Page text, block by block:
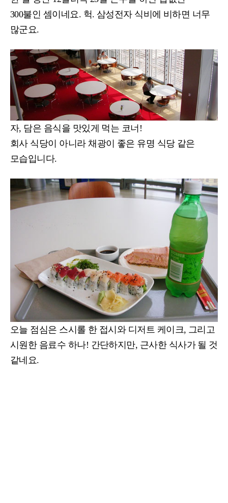
300불인 셈이네요. 헉. 삼성전자 식비에 비하면 너무
많군요.
자, 담은 음식을 맛있게 먹는 코너!
회사 식당이 아니라 채광이 좋은 유명 식당 같은
모습입니다.
오늘 점심은 스시롤 한 접시와 디저트 케이크, 그리고
시원한 음료수 하나! 간단하지만, 근사한 식사가 될 것
같네요.